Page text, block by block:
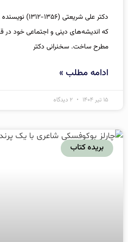
دکتر علی شریعتی
که اندیشه‌‌های دینی و اجتماعی خود
مطرح ساخت. سخنرانی دکتر
ادامه مطلب »
۱۵ تیر ۱۴۰۴
بریده کتاب